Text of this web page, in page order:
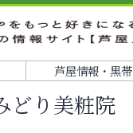
芦屋情報・黒帯
どり美粧院